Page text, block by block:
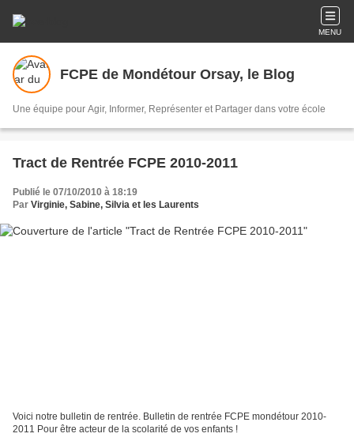
MENU
FCPE de Mondétour Orsay, le Blog
Une équipe pour Agir, Informer, Représenter et Partager dans votre école
Tract de Rentrée FCPE 2010-2011
Publié le 07/10/2010 à 18:19
Par Virginie, Sabine, Silvia et les Laurents
Voici notre bulletin de rentrée. Bulletin de rentrée FCPE mondétour 2010-
2011 Pour être acteur de la scolarité de vos enfants !